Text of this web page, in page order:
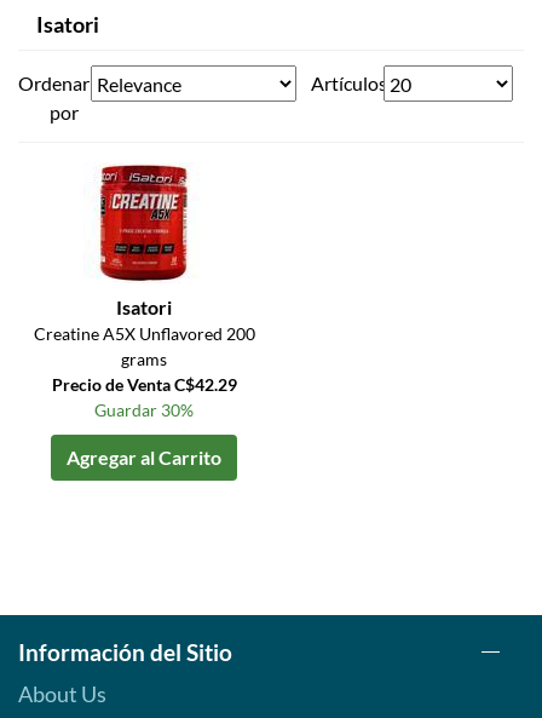
Isatori
Ordenar
por
Artículos
Isatori
Creatine A5X Unflavored 200
grams
Precio de Venta C$42.29
Guardar 30%
Agregar al Carrito
Información del Sitio
About Us